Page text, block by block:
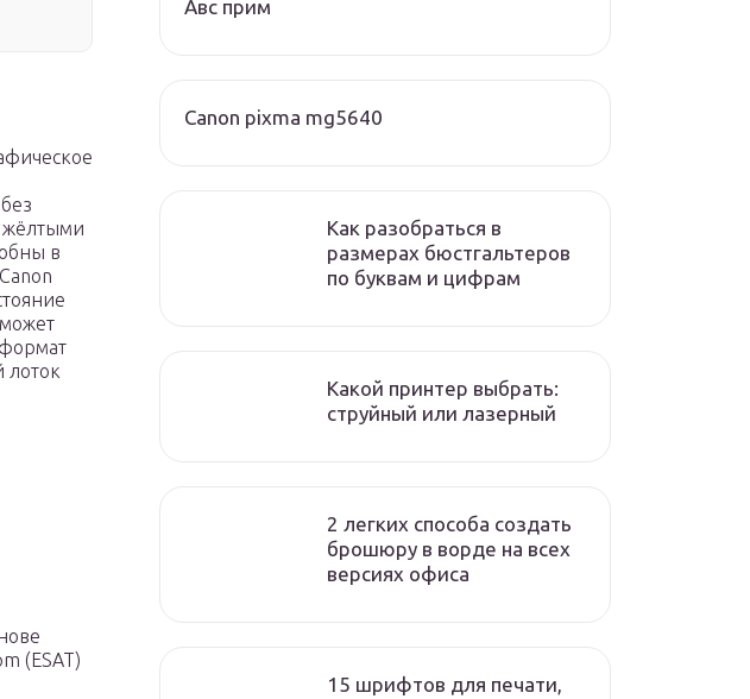
жёлтыми
в
лоток
(ESAT)
Авс прим
Canon pixma mg5640
Как разобраться в
размерах бюстгальтеров
по буквам и цифрам
Какой принтер выбрать:
струйный или лазерный
2 легких способа создать
брошюру в ворде на всех
версиях офиса
15 шрифтов для печати,